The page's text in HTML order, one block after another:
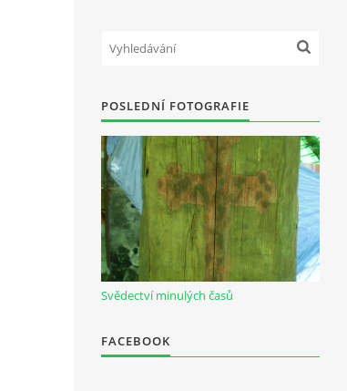
POSLEDNÍ FOTOGRAFIE
Svědectví minulých časů
FACEBOOK